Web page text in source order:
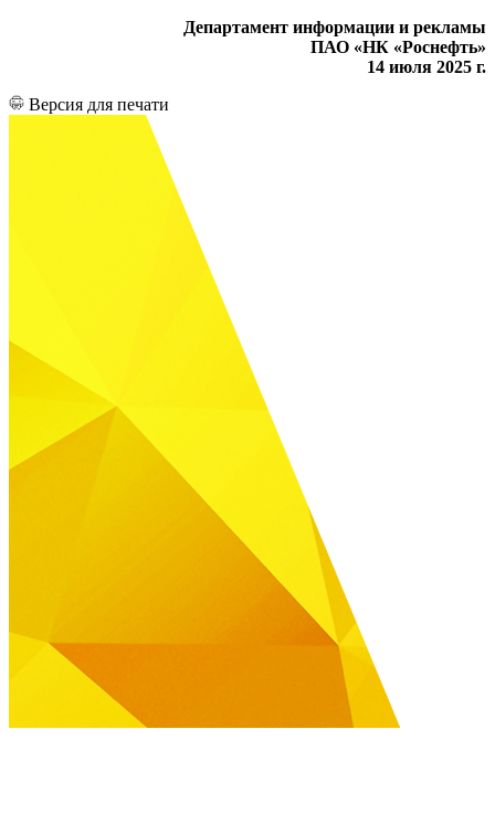
Департамент информации и рекламы
ПАО «НК «Роснефть»
14 июля 2025 г.
Версия для печати